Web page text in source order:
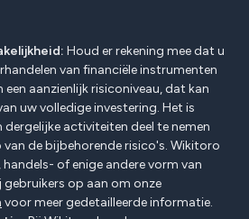
Houd er rekening mee dat u
van financiële instrumenten
aanzienlijk risiconiveau, dat kan
uw volledige investering. Het is
dergelijke activiteiten deel te nemen
de bijbehorende risico's. Wikitoro
of enige andere vorm van
gebruikers op aan om onze
voor meer gedetailleerde informatie.